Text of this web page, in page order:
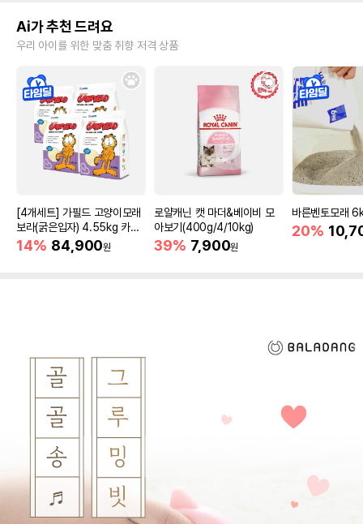
Ai가 추천 드려요
우리 아이를 위한 맞춤 취향 저격 상품
[4개세트] 가필드 고양이모래
보라(굵은입자) 4.55kg 카사
바모래
14% 84,900원
로얄캐닌 캣 마더&베이비 모
아보기(400g/4/10kg)
39% 7,900원
바른벤토모래
20%